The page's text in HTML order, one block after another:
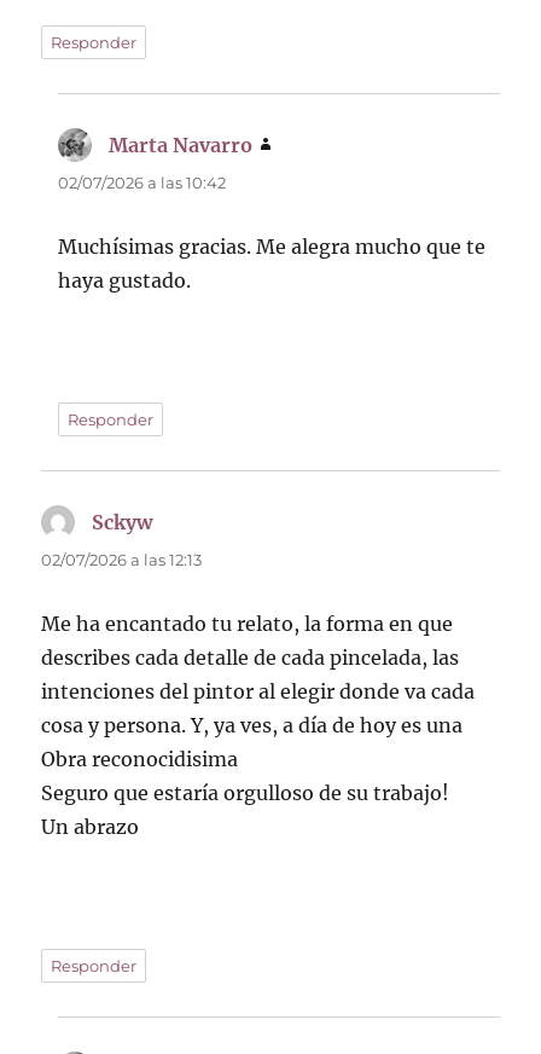
Responder
Marta Navarro
02/07/2026 a las 10:42
Muchísimas gracias. Me alegra mucho que te
haya gustado.
Responder
Sckywdice:
02/07/2026 a las 12:13
Me ha encantado tu relato, la forma en que
describes cada detalle de cada pincelada, las
intenciones del pintor al elegir donde va cada
cosa y persona. Y, ya ves, a día de hoy es una
Obra reconocidisima
Seguro que estaría orgulloso de su trabajo!
Un abrazo
Responder